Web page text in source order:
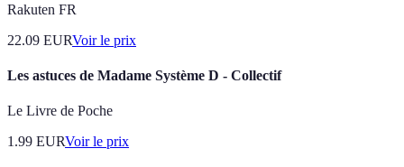
Rakuten FR
22.09 EURVoir le prix
Les astuces de Madame Système D - Collectif
Le Livre de Poche
1.99 EURVoir le prix